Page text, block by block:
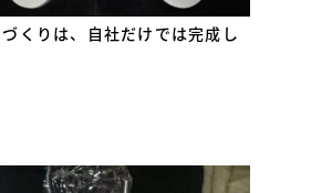
くりは、自社だけでは完成し